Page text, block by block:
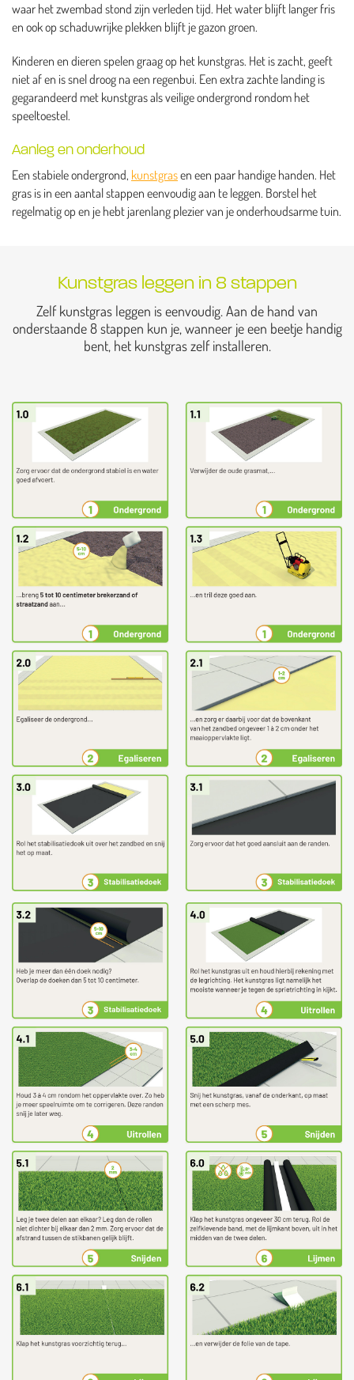
waar het zwembad stond zijn verleden tijd. Het water blijft langer fris
en ook op schaduwrijke plekken blijft je gazon groen.
Kinderen en dieren spelen graag op het kunstgras. Het is zacht, geeft
niet af en is snel droog na een regenbui. Een extra zachte landing is
gegarandeerd met kunstgras als veilige ondergrond rondom het
speeltoestel.
Aanleg en onderhoud
Een stabiele ondergrond, kunstgrasen een paar handige handen. Het
gras is in een aantal stappen eenvoudig aan te leggen. Borstel het
regelmatig op en je hebt jarenlang plezier van je onderhoudsarme tuin.
Kunstgras leggen in 8 stappen
Zelf kunstgras leggen is eenvoudig. Aan de hand van
onderstaande 8 stappen kun je, wanneer je een beetje handig
bent, het kunstgras zelf installeren.